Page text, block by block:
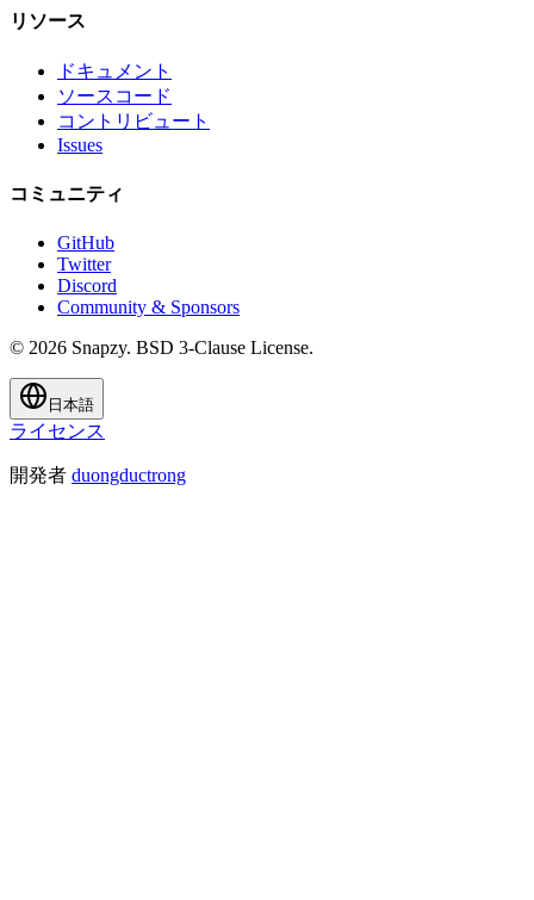
リソース
ドキュメント
ソースコード
コントリビュート
Issues
コミュニティ
GitHub
Twitter
Discord
Community & Sponsors
© 2026 Snapzy. BSD 3-Clause License.
日本語
ライセンス
開発者 duongductrong